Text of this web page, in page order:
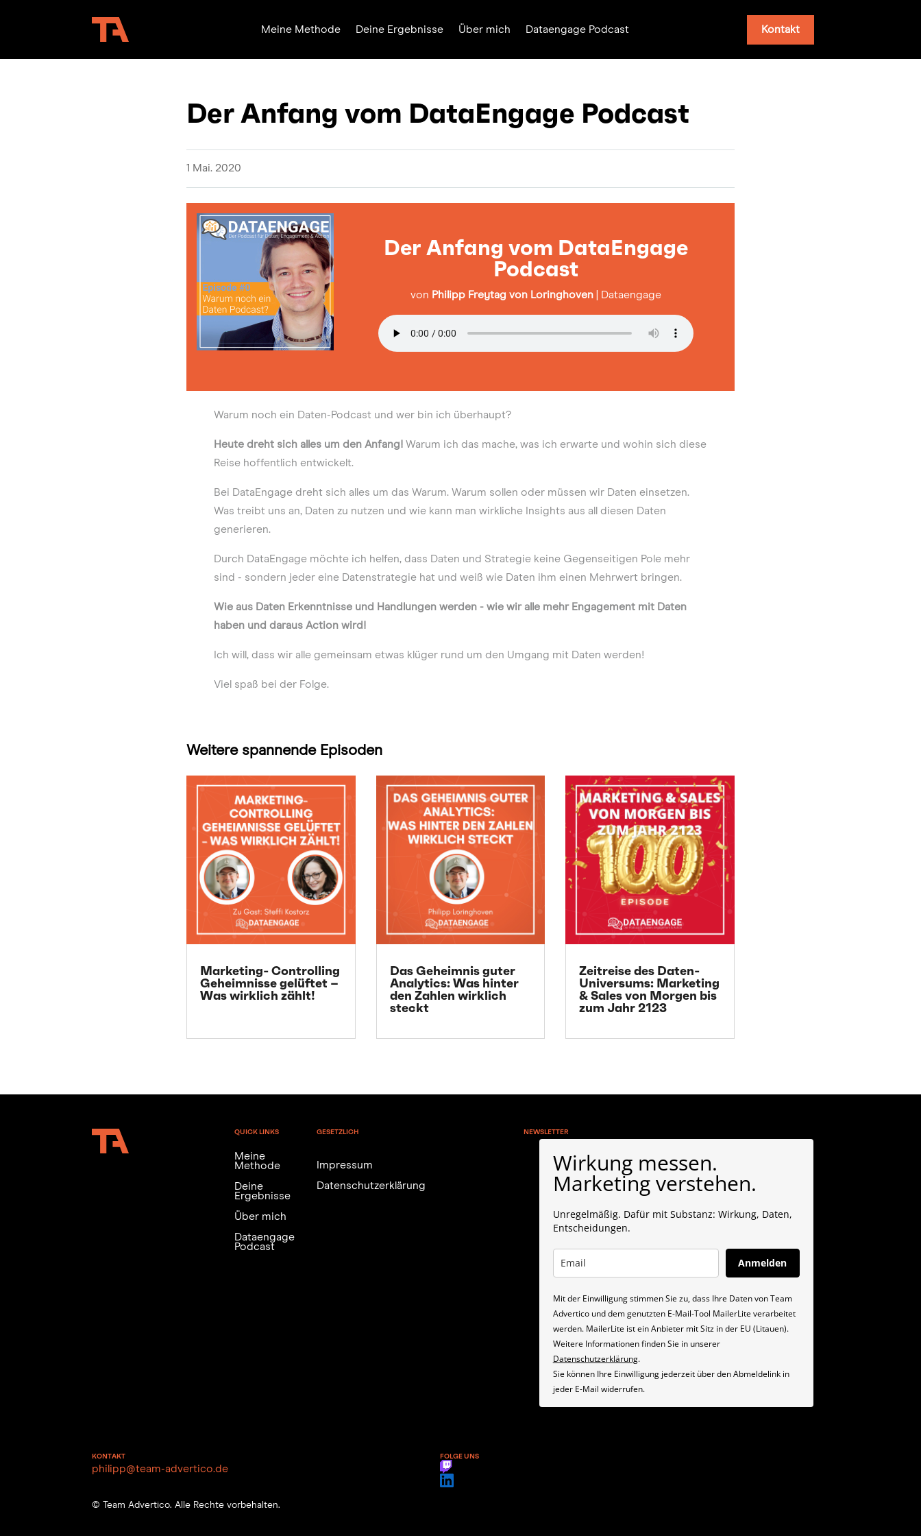
Meine Methode Deine Ergebnisse Über mich Dataengage Podcast Kontakt
Der Anfang vom DataEngage Podcast
1 Mai. 2020
Der Anfang vom DataEngage
Podcast
von Philipp Freytag von Loringhoven Dataengage
Warum noch ein Daten-Podcast und wer bin ich überhaupt?
Heute dreht sich alles um den Anfang! Warum ich das mache, was ich erwarte und wohin sich diese
Reise hoffentlich entwickelt.
Bei DataEngage dreht sich alles um das Warum. Warum sollen oder müssen wir Daten einsetzen.
Was treibt uns an, Daten zu nutzen und wie kann man wirkliche Insights aus all diesen Daten
generieren.
Durch DataEngage möchte ich helfen, dass Daten und Strategie keine Gegenseitigen Pole mehr
sind - sondern jeder eine Datenstrategie hat und weiß wie Daten ihm einen Mehrwert bringen.
Wie aus Daten Erkenntnisse und Handlungen werden - wie wir alle mehr Engagement mit Daten
haben und daraus Action wird!
Ich will, dass wir alle gemeinsam etwas klüger rund um den Umgang mit Daten werden!
Viel spaß bei der Folge.
Weitere spannende Episoden
Marketing- Controlling
Geheimnisse gelüftet –
Was wirklich zählt!
Das Geheimnis guter
Analytics: Was hinter
den Zahlen wirklich
steckt
Zeitreise des Daten-
Universums: Marketing
& Sales von Morgen bis
zum Jahr 2123
QUICK LINKS
Meine
Methode
Deine
Ergebnisse
Über mich
Dataengage
Podcast
GESETZLICH
Impressum
Datenschutzerklärung
NEWSLETTER
Wirkung messen.
Marketing verstehen.
Unregelmäßig. Dafür mit Substanz: Wirkung, Daten,
Entscheidungen.
Anmelden
Mit der Einwilligung stimmen Sie zu, dass Ihre Daten von Team
Advertico und dem genutzten E-Mail-Tool MailerLite verarbeitet
werden. MailerLite ist ein Anbieter mit Sitz in der EU (Litauen).
Weitere Informationen finden Sie in unserer
Datenschutzerklärung.
Sie können Ihre Einwilligung jederzeit über den Abmeldelink in
jeder E-Mail widerrufen.
KONTAKT
philipp@team-advertico.de
FOLGE UNS
© Team Advertico. Alle Rechte vorbehalten.